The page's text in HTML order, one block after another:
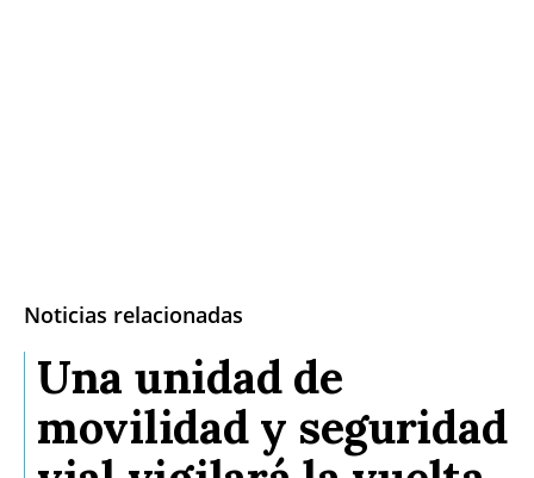
Noticias relacionadas
Una unidad de
movilidad y seguridad